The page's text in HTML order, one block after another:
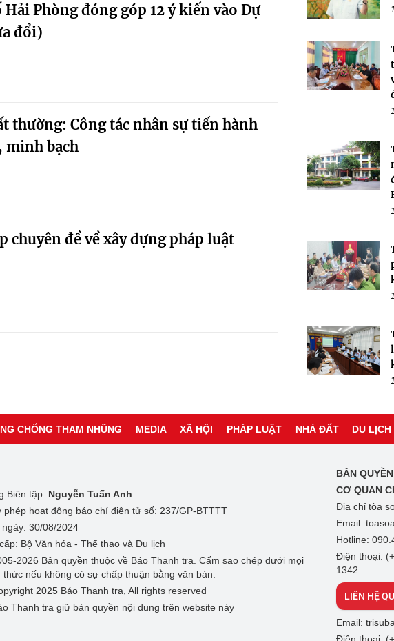
Phòng đóng góp 12 ý kiến vào Dự
đổi)
thường: Công tác nhân sự tiến hành
minh bạch
chuyên đề về xây dựng pháp luật
CHỐNG THAM NHŨNG MEDIA XÃ HỘI PHÁP LUẬT NHÀ ĐẤT DU LỊCH
Biên tập: Nguyễn Tuấn Anh
phép hoạt động báo chí điện tử số: 237/GP-BTTTT
ngày: 30/08/2024
Bộ Văn hóa - Thể thao và Du lịch
2026 Bản quyền thuộc về Báo Thanh tra. Cấm sao chép dưới mọi
thức nếu không có sự chấp thuận bằng văn bản.
2025 Báo Thanh tra, All rights reserved
Thanh tra giữ bản quyền nội dung trên website này
BẢN
CƠ QUAN
Địa chỉ tòa
Email:
Hotline:
Điện thoại:
1342
LIÊN HỆ
Email: